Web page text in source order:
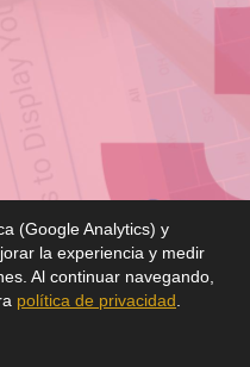
(Google Analytics) y
la experiencia y medir
Al continuar navegando,
política de privacidad